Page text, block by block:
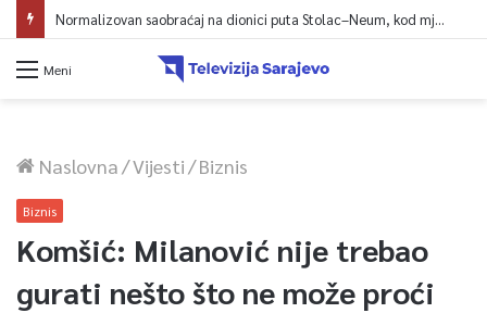
Normalizovan saobraćaj na dionici puta Stolac–Neum, kod mjesta Udora, nakon nezgode
Meni
Naslovna/Vijesti/Biznis
Biznis
Komšić: Milanović nije trebao
gurati nešto što ne može proći